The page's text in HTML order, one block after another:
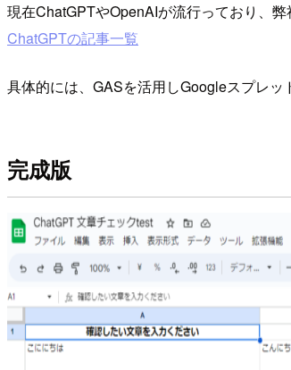
現在ChatGPTやOpenAIが流行っており、
ChatGPTの記事一覧
具体的には、GASを活用しGoogleスプレッ
完成版